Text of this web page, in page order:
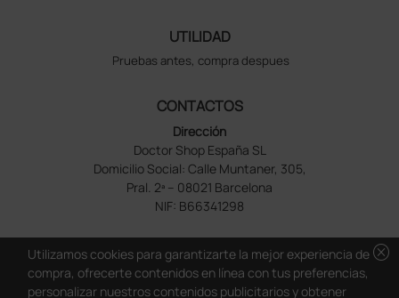
UTILIDAD
Pruebas antes, compra despues
CONTACTOS
Dirección
Doctor Shop España SL
Domicilio Social: Calle Muntaner, 305,
Pral. 2ª – 08021 Barcelona
NIF: B66341298
cancel
Utilizamos cookies para garantizarte la mejor experiencia de
compra, ofrecerte contenidos en línea con tus preferencias,
personalizar nuestros contenidos publicitarios y obtener